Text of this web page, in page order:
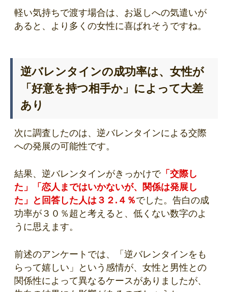
軽い気持ちで渡す場合は、お返しへの気遣いが
あると、より多くの女性に喜ばれそうですね。
逆バレンタインの成功率は、女性が
「好意を持つ相手か」によって大差
あり
次に調査したのは、逆バレンタインによる交際
への発展の可能性です。
結果、逆バレンタインがきっかけで「交際し
た」「恋人まではいかないが、関係は発展し
た」と回答した人は３２.４％でした。告白の成
功率が３０％超と考えると、低くない数字のよ
うに思えます。
前述のアンケートでは、「逆バレンタインをも
らって嬉しい」という感情が、女性と男性との
関係性によって異なるケースがありましたが、